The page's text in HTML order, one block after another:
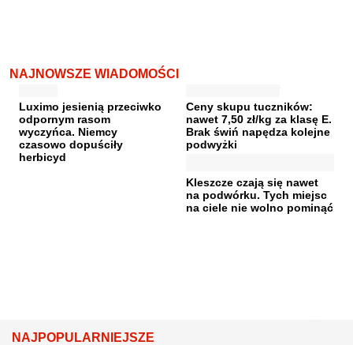
NAJNOWSZE WIADOMOŚCI
Luximo jesienią przeciwko
odpornym rasom
wyczyńca. Niemcy
czasowo dopuściły
herbicyd
Ceny skupu tuczników:
nawet 7,50 zł/kg za klasę E.
Brak świń napędza kolejne
podwyżki
Kleszcze czają się nawet
na podwórku. Tych miejsc
na ciele nie wolno pominąć
NAJPOPULARNIEJSZE